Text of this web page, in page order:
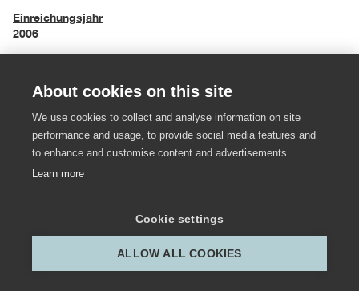
Einreichungsjahr
2006
130 / 110 cm
Material
Eiche gebeizt, lackiert
About cookies on this site
We use cookies to collect and analyse information on site
performance and usage, to provide social media features and
to enhance and customise content and advertisements.
Learn more
Cookie settings
ALLOW ALL COOKIES